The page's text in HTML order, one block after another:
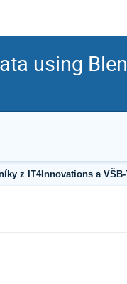
using
z IT4Innovations a VŠB-